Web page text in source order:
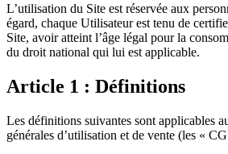
L’utilisation du Site est réservée aux
égard, chaque Utilisateur est tenu de
Site, avoir atteint l’âge légal pour la
du droit national qui lui est applicable.
Article 1 : Définitions
Les définitions suivantes sont applicables
générales d’utilisation et de vente (les «